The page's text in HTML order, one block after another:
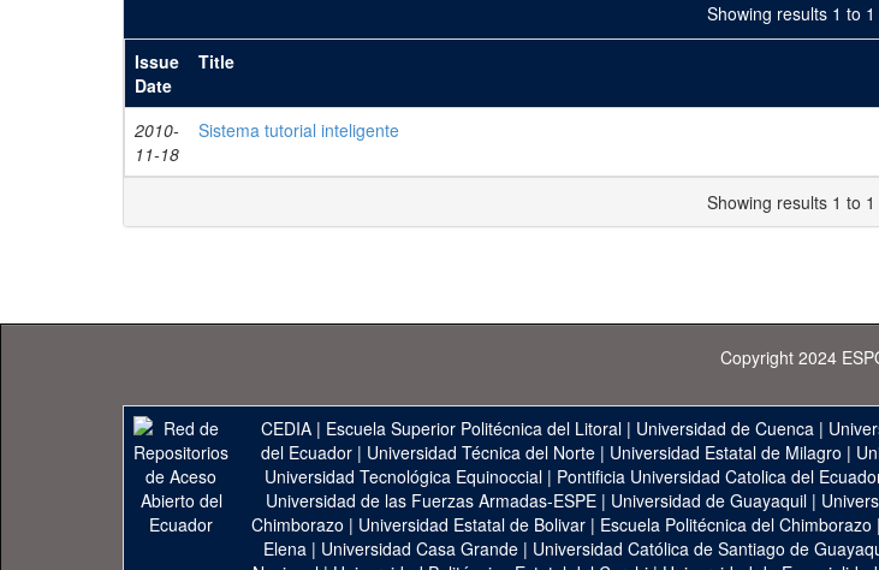
Showing results 1 to 1
Issue
Date
Title
2010-
11-18
Sistema tutorial inteligente
Showing results 1 to 1
Copyright 2024
CEDIA | Escuela Superior Politécnica del Litoral | Universidad de Cuenca |
del Ecuador| Universidad Técnica del Norte| Universidad Estatal de Milagro |
Universidad Tecnológica Equinoccial| Pontificia Universidad Catolica del
Universidad de las Fuerzas Armadas-ESPE | Universidad de Guayaquil |
Chimborazo | Universidad Estatal de Bolivar| Escuela Politécnica del Chimborazo |
Elena | Universidad Casa Grande | Universidad Católica de Santiago de